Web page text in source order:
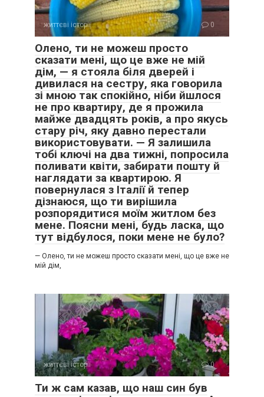
Чи не є мій вибір лише страхом перед відповідальністю за
власне життя?
Тепер я залишаюся одна. Завтра буде новий день, з
новими викликами, з новими проблемами. Я буду
доглядати за нею, бо це все, що в мене залишилося.
Іноді, сидячи в тиші, я згадую, як ми з Максимом вибирали
штори для нашої уявної квартири. Як планували подорожі,
життєві історії 0
Олено, ти не можеш просто
сказати мені, що це вже не мій
дім, — я стояла біля дверей і
дивилася на сестру, яка говорила
зі мною так спокійно, ніби йшлося
не про квартиру, де я прожила
майже двадцять років, а про якусь
стару річ, яку давно перестали
використовувати. — Я залишила
тобі ключі на два тижні, попросила
поливати квіти, забирати пошту й
наглядати за квартирою. Я
повернулася з Італії й тепер
дізнаюся, що ти вирішила
розпорядитися моїм житлом без
мене. Поясни мені, будь ласка, що
тут відбулося, поки мене не було?
— Олено, ти не можеш просто сказати мені, що це вже не
мій дім,
життєві історії 0
Ти ж сам казав, що наш син був